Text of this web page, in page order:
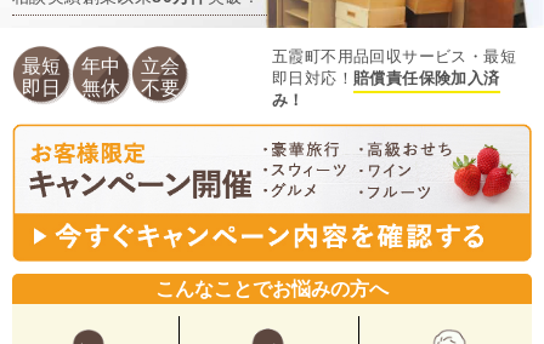
最短
即日
年中
無休
立会
不要
五霞町不用品回収サービス・最短
即日対応！ 賠償責任保険加入済
み！
こんなことでお悩みの方へ